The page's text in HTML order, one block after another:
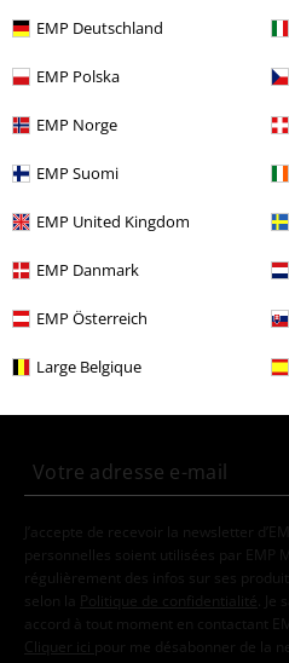
EMP Deutschland
EMP Polska
EMP Norge
EMP Suomi
EMP United Kingdom
EMP Danmark
EMP Österreich
Large Belgique
Films & TV Vêtements
Vêtements Chaussettes & Collants
Films & TV Films & TV
Vêtements & accessoires Une Pièce
Gaming Vêtements Chaussettes &
Profitez d'une remise de 15 % en vous
J’accepte de recevoir la newsletter
personnelles soient utilisées par EMP
régulièrement des infos sur ses
selon la
Politique de confidentialité .
accord à tout moment en contactant
Cliquer ici pour me désabonner de la